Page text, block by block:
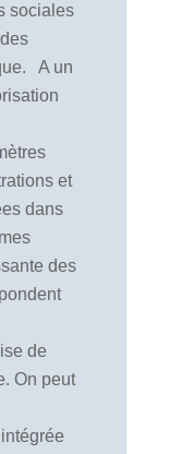
sociales
A un
et
dans
des
de
On peut